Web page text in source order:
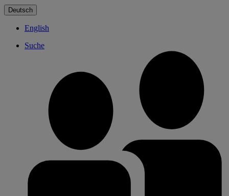
Deutsch
English
Suche